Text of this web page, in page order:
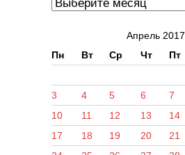
Апрель 2017
Пн
Вт Ср Чт Пт
3
4 5 6 7
10
11 12 13 14
17
18 19 20 21